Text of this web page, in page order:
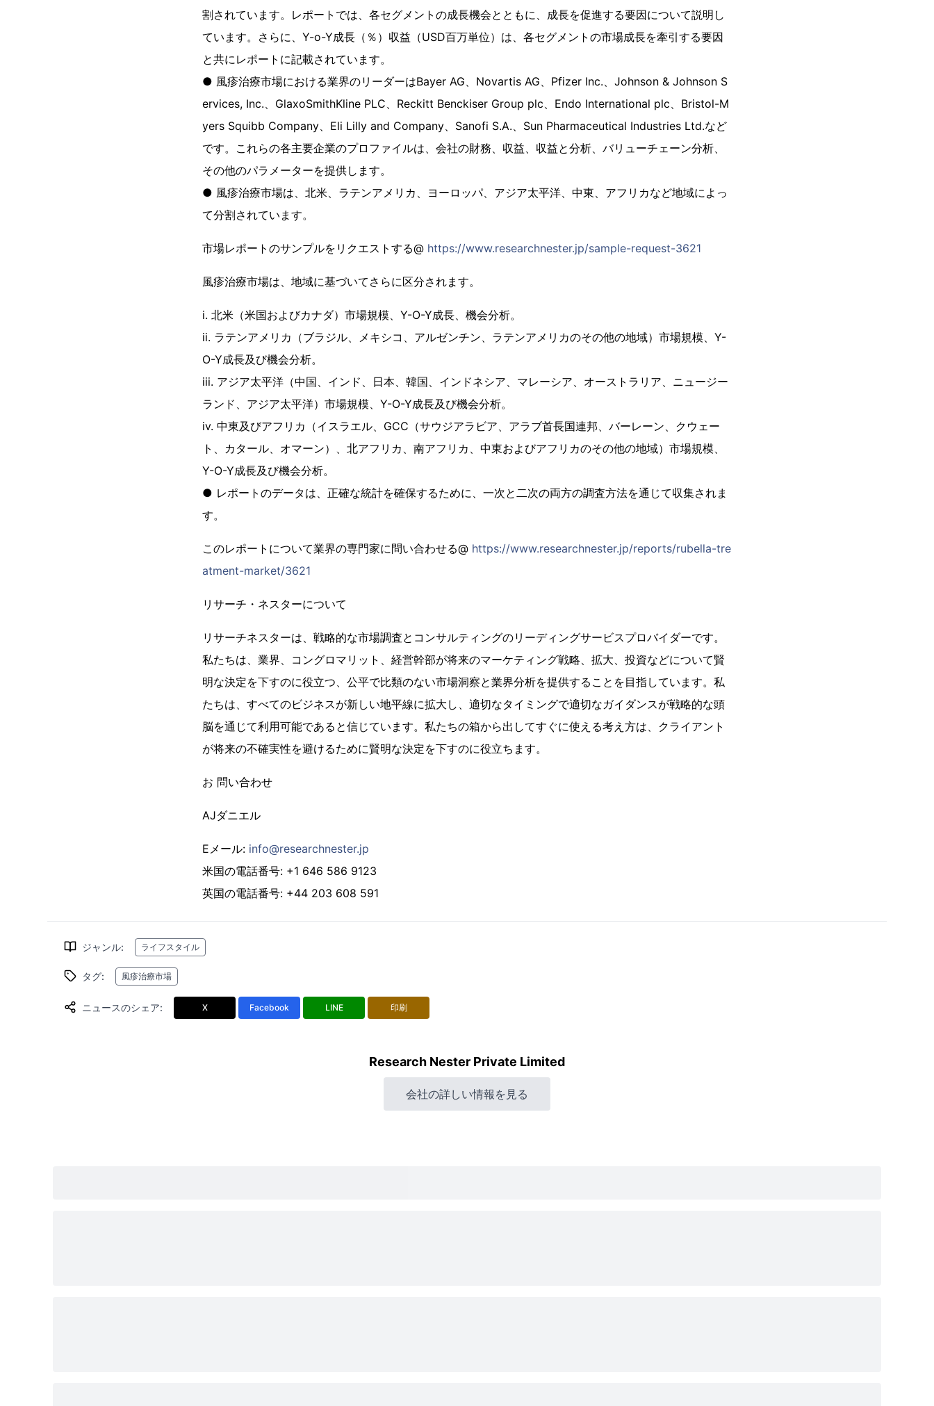
割されています。レポートでは、各セグメントの成長機会とともに、成長を促進する要因について説明し
ています。さらに、Y-o-Y成長（％）収益（USD百万単位）は、各セグメントの市場成長を牽引する要因
と共にレポートに記載されています。
● 風疹治療市場における業界のリーダーはBayer AG、Novartis AG、Pfizer Inc.、Johnson & Johnson S
ervices, Inc.、GlaxoSmithKline PLC、Reckitt Benckiser Group plc、Endo International plc、Bristol-M
yers Squibb Company、Eli Lilly and Company、Sanofi S.A.、Sun Pharmaceutical Industries Ltd.など
です。これらの各主要企業のプロファイルは、会社の財務、収益、収益と分析、バリューチェーン分析、
その他のパラメーターを提供します。
● 風疹治療市場は、北米、ラテンアメリカ、ヨーロッパ、アジア太平洋、中東、アフリカなど地域によっ
て分割されています。
市場レポートのサンプルをリクエストする@ https://www.researchnester.jp/sample-request-3621
風疹治療市場は、地域に基づいてさらに区分されます。
i. 北米（米国およびカナダ）市場規模、Y-O-Y成長、機会分析。
ii. ラテンアメリカ（ブラジル、メキシコ、アルゼンチン、ラテンアメリカのその他の地域）市場規模、Y-
O-Y成長及び機会分析。
iii. アジア太平洋（中国、インド、日本、韓国、インドネシア、マレーシア、オーストラリア、ニュージー
ランド、アジア太平洋）市場規模、Y-O-Y成長及び機会分析。
iv. 中東及びアフリカ（イスラエル、GCC（サウジアラビア、アラブ首長国連邦、バーレーン、クウェー
ト、カタール、オマーン）、北アフリカ、南アフリカ、中東およびアフリカのその他の地域）市場規模、
Y-O-Y成長及び機会分析。
● レポートのデータは、正確な統計を確保するために、一次と二次の両方の調査方法を通じて収集されま
す。
このレポートについて業界の専門家に問い合わせる@ https://www.researchnester.jp/reports/rubella-tre
atment-market/3621
リサーチ・ネスターについて
リサーチネスターは、戦略的な市場調査とコンサルティングのリーディングサービスプロバイダーです。
私たちは、業界、コングロマリット、経営幹部が将来のマーケティング戦略、拡大、投資などについて賢
明な決定を下すのに役立つ、公平で比類のない市場洞察と業界分析を提供することを目指しています。私
たちは、すべてのビジネスが新しい地平線に拡大し、適切なタイミングで適切なガイダンスが戦略的な頭
脳を通じて利用可能であると信じています。私たちの箱から出してすぐに使える考え方は、クライアント
が将来の不確実性を避けるために賢明な決定を下すのに役立ちます。
お 問い合わせ
AJダニエル
Eメール: info@researchnester.jp
米国の電話番号: +1 646 586 9123
英国の電話番号: +44 203 608 591
ジャンル: ライフスタイル
タグ: 風疹治療市場
ニュースのシェア: X Facebook LINE 印刷
Research Nester Private Limited
会社の詳しい情報を見る